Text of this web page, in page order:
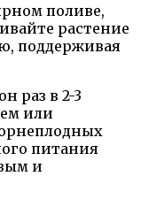
поливе,
растение
поддерживая
раз в 2-3
или
питания
и